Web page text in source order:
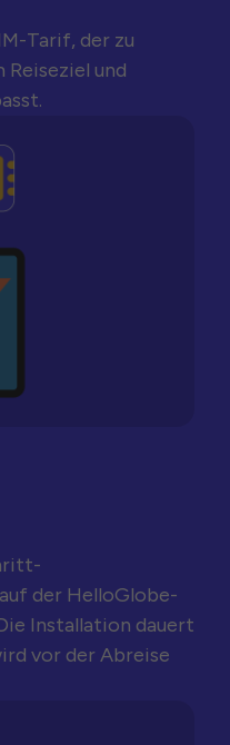
Tarif, der zu
Reiseziel und
der HelloGlobe-
Installation dauert
vor der Abreise